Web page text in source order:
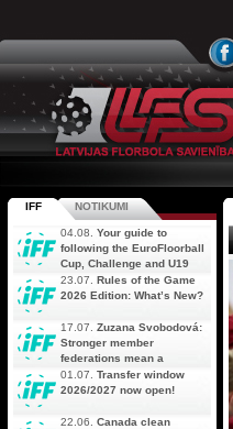
IFF NOTIKUMI
04.08. Your guide to
following the EuroFloorball
Cup, Challenge and U19
AOFC Qualifiers
simultaneously
23.07. Rules of the Game
2026 Edition: What’s New?
17.07. Zuzana Svobodová:
Stronger member
federations mean a
stronger future for floorball
01.07. Transfer window
2026/2027 now open!
22.06. Canada clean